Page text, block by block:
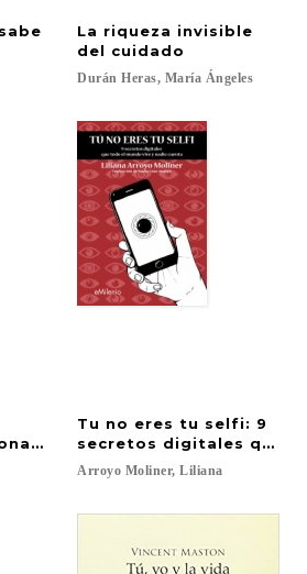
La riqueza invisible
del cuidado
Durán Heras, María Ángeles
Guía y talleres para padres
Tu no eres tu selfi: 9
secretos digitales que
Arroyo Moliner, Liliana